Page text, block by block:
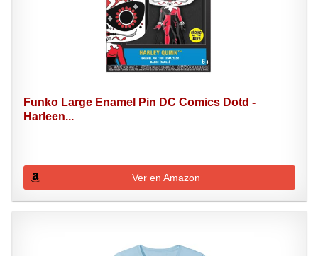
Funko Large Enamel Pin DC Comics Dotd -
Harleen...
Ver en Amazon